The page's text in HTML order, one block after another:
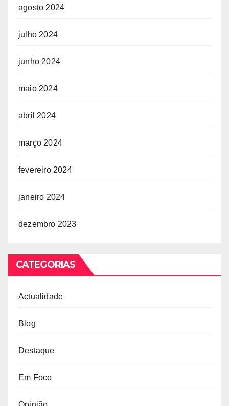
agosto 2024
julho 2024
junho 2024
maio 2024
abril 2024
março 2024
fevereiro 2024
janeiro 2024
dezembro 2023
CATEGORIAS
Actualidade
Blog
Destaque
Em Foco